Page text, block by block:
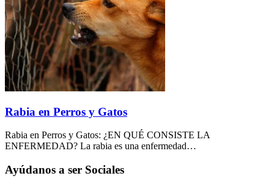
Rabia en Perros y Gatos
Rabia en Perros y Gatos: ¿EN QUÉ CONSISTE LA
ENFERMEDAD? La rabia es una enfermedad…
Ayúdanos a ser Sociales